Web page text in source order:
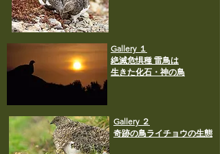
​Gallery １
​絶滅危惧種 雷鳥は
​生きた化石・神の鳥
​Gallery ２
​奇跡の鳥ライチョウの生態